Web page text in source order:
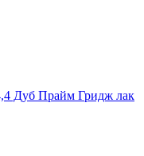
Дуб Прайм Гридж лак